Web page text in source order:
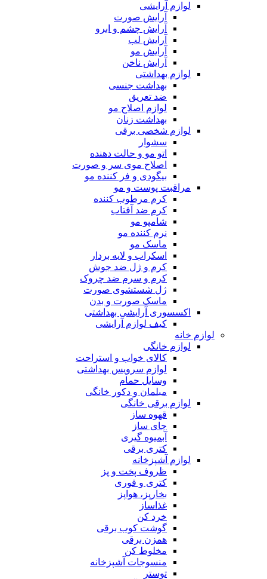
لوازم آرایشی
آرایش صورت
آرایش چشم و ابرو
آرایش لب
آرایش مو
آرایش ناخن
لوازم بهداشتی
بهداشت جنسی
ضد تعریق
لوازم اصلاح مو
بهداشت زنان
لوازم شخصی برقی
سشوار
اتو مو و حالت دهنده
اصلاح موی سر و صورت
بیگودی و فر کننده مو
مراقبت پوست و مو
کرم مرطوب کننده
کرم ضد آفتاب
شامپو مو
نرم کننده مو
ماسک مو
اسکراب و لایه بردار
کرم و ژل ضد جوش
کرم و سرم ضد چروک
ژل شستشوی صورت
ماسک صورت و بدن
اکسسوری آرایشی بهداشتی
کیف لوازم آرایشی
لوازم خانه
لوازم خانگی
کالای خواب و استراحت
لوازم سرویس بهداشتی
وسایل حمام
مبلمان و دکور خانگی
لوازم برقی خانگی
قهوه ساز
چای ساز
آبمیوه گیری
کتری برقی
لوازم آشپزخانه
ظروف پخت و پز
کتری و قوری
بخارپز، هواپز
غذاساز
خرد کن
گوشت کوب برقی
همزن برقی
مخلوط کن
منسوجات آشپزخانه
توستر